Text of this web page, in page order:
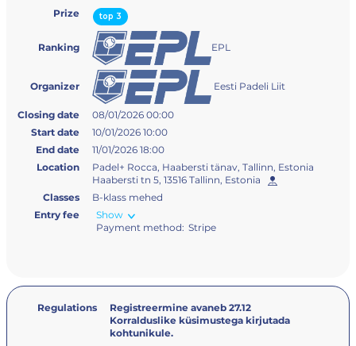
Prize top 3
Ranking EPL
Organizer Eesti Padeli Liit
Closing date
08/01/2026 00:00
Start date
10/01/2026 10:00
End date
11/01/2026 18:00
Location
Padel+ Rocca, Haabersti tänav, Tallinn, Estonia
Haabersti tn 5, 13516 Tallinn, Estonia
Classes
B-klass mehed
Entry fee
Show
Payment method: Stripe
Regulations
Registreermine avaneb 27.12
Korralduslike küsimustega kirjutada
kohtunikule.